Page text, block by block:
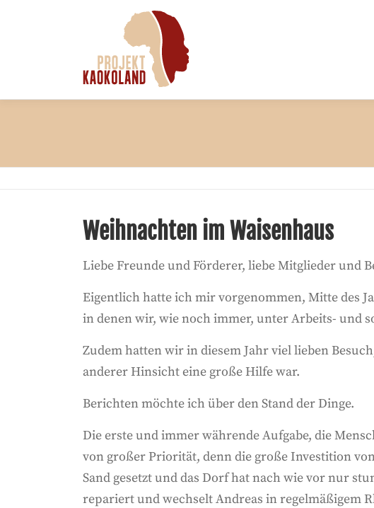
Weihnachten im Waisenhaus
Liebe Freunde und Förderer, liebe Mitglieder und
Eigentlich hatte ich mir vorgenommen, Mitte des
in denen wir, wie noch immer, unter Arbeits- und
Zudem hatten wir in diesem Jahr viel lieben
anderer Hinsicht eine große Hilfe war.
Berichten möchte ich über den Stand der Dinge.
Die erste und immer währende Aufgabe, die
von großer Priorität, denn die große Investition
Sand gesetzt und das Dorf hat nach wie vor nur
repariert und wechselt Andreas in regelmäßigem